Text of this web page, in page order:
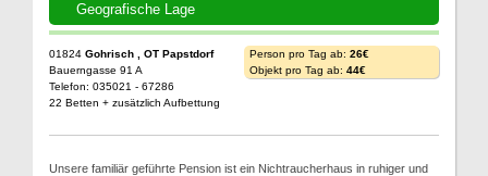
Geografische Lage
01824 Gohrisch , OT Papstdorf
Bauerngasse 91 A
Telefon: 035021 - 67286
22 Betten + zusätzlich Aufbettung
Person pro Tag ab: 26€
Objekt pro Tag ab: 44€
Unsere familiär geführte Pension ist ein Nichtraucherhaus in ruhiger und